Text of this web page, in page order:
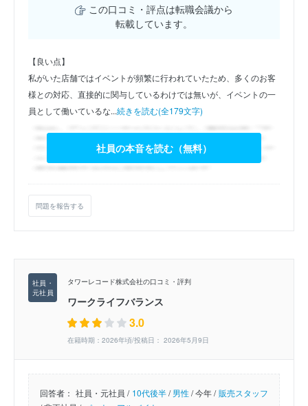
この口コミ・評点は転職会議から
転載しています。
【良い点】
私がいた店舗ではイベントが頻繁に行われていたため、多くのお客
様との対応、直接的に関与しているわけでは無いが、イベントの一
員として働いているな...続きを読む(全179文字)
社員の本音を読む（無料）
問題を報告する
タワーレコード株式会社の口コミ・評判
ワークライフバランス
3.0
在籍時期：2026年頃/投稿日： 2026年5月9日
回答者： 社員・元社員 / 10代後半/男性/今年 / 販売スタッフ